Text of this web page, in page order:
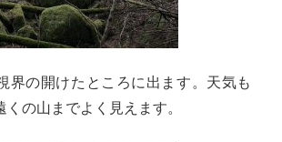
界の開けたところに出ます。天気も
くの山までよく見えます。